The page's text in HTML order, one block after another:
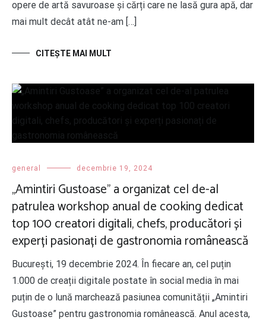
opere de artă savuroase și cărți care ne lasă gura apă, dar
mai mult decât atât ne-am […]
CITEŞTE MAI MULT
general decembrie 19, 2024
„Amintiri Gustoase” a organizat cel de-al
patrulea workshop anual de cooking dedicat
top 100 creatori digitali, chefs, producători și
experți pasionați de gastronomia românească
București, 19 decembrie 2024. În fiecare an, cel puțin
1.000 de creații digitale postate în social media în mai
puțin de o lună marchează pasiunea comunității „Amintiri
Gustoase” pentru gastronomia românească. Anul acesta,